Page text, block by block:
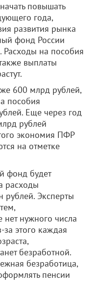
повышать
года,
развития рынка
фонд России
Расходы на пособия
выплаты
600 млрд рублей,
пособия
Еще через год
рублей
экономия ПФР
на отметке
фонд будет
расходы
рублей. Эксперты
нет нужного числа
этого каждая
безработной.
безработица,
пенсии